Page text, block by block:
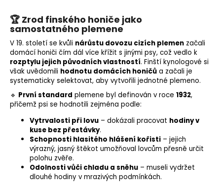
🏆 Zrod finského honiče jako
samostatného plemene
V 19. století se kvůli nárůstu dovozu cizích plemen začali
domácí honiči čím dál více křížit s jinými psy, což vedlo k
rozptylu jejich původních vlastností. Finští kynologové si
však uvědomili hodnotu domácích honičů a začali je
systematicky selektovat, aby vytvořili jednotné plemeno.
🔹 První standard plemene byl definován v roce 1932,
přičemž psi se hodnotili zejména podle:
Vytrvalosti při lovu – dokázali pracovat hodiny v
kuse bez přestávky.
Schopnosti hlasitého hlášení kořisti – jejich
výrazný, jasný štěkot umožňoval lovcům přesně určit
polohu zvěře.
Odolnosti vůči chladu a sněhu – museli vydržet
dlouhé hodiny v mrazivých podmínkách.